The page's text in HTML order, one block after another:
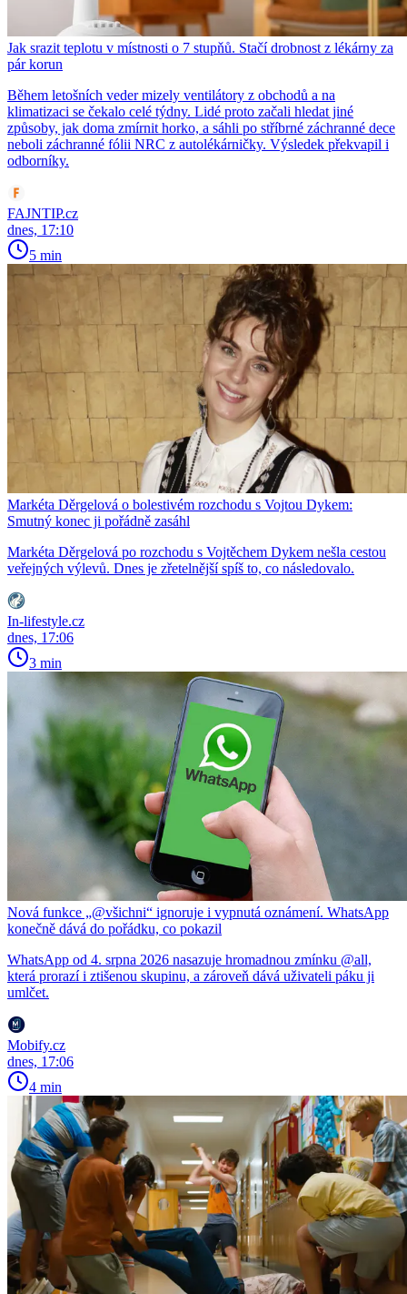
Jak srazit teplotu v místnosti o 7 stupňů. Stačí drobnost z lékárny za
pár korun
Během letošních veder mizely ventilátory z obchodů a na
klimatizaci se čekalo celé týdny. Lidé proto začali hledat jiné
způsoby, jak doma zmírnit horko, a sáhli po stříbrné záchranné dece
neboli záchranné fólii NRC z autolékárničky. Výsledek překvapil i
odborníky.
FAJNTIP.cz
dnes, 17:10
5 min
Markéta Děrgelová o bolestivém rozchodu s Vojtou Dykem:
Smutný konec ji pořádně zasáhl
Markéta Děrgelová po rozchodu s Vojtěchem Dykem nešla cestou
veřejných výlevů. Dnes je zřetelnější spíš to, co následovalo.
In-lifestyle.cz
dnes, 17:06
3 min
Nová funkce „@všichni“ ignoruje i vypnutá oznámení. WhatsApp
konečně dává do pořádku, co pokazil
WhatsApp od 4. srpna 2026 nasazuje hromadnou zmínku @all,
která prorazí i ztišenou skupinu, a zároveň dává uživateli páku ji
umlčet.
Mobify.cz
dnes, 17:06
4 min